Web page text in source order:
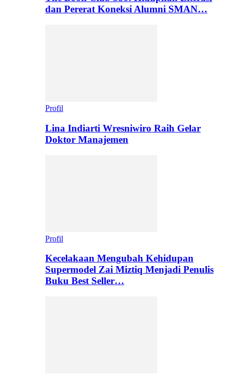
dan Pererat Koneksi Alumni SMAN…
Profil
Lina Indiarti Wresniwiro Raih Gelar
Doktor Manajemen
Profil
Kecelakaan Mengubah Kehidupan
Supermodel Zai Miztiq Menjadi Penulis
Buku Best Seller…